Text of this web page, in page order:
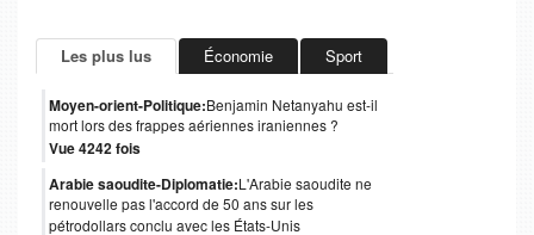
Les plus lus Économie Sport
Moyen-orient-Politique:Benjamin Netanyahu est-il
mort lors des frappes aériennes iraniennes ?
Vue 4242 fois
Arabie saoudite-Diplomatie:L'Arabie saoudite ne
renouvelle pas l'accord de 50 ans sur les
pétrodollars conclu avec les États-Unis